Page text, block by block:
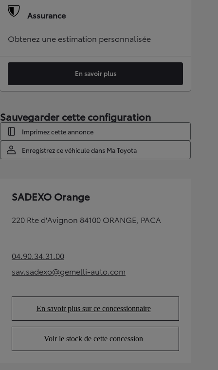
Assurance
Obtenez une estimation personnalisée
En savoir plus
Sauvegarder cette configuration
Imprimez cette annonce
Enregistrez ce véhicule dans Ma Toyota
SADEXO Orange
220 Rte d'Avignon 84100 ORANGE, PACA
04.90.34.31.00(Opens in new tab)
sav.sadexo@gemelli-auto.com
(Opens in new tab)
En savoir plus sur ce concessionnaire
(Opens in new tab)
Voir le stock de cette concession
(Opens in new tab)